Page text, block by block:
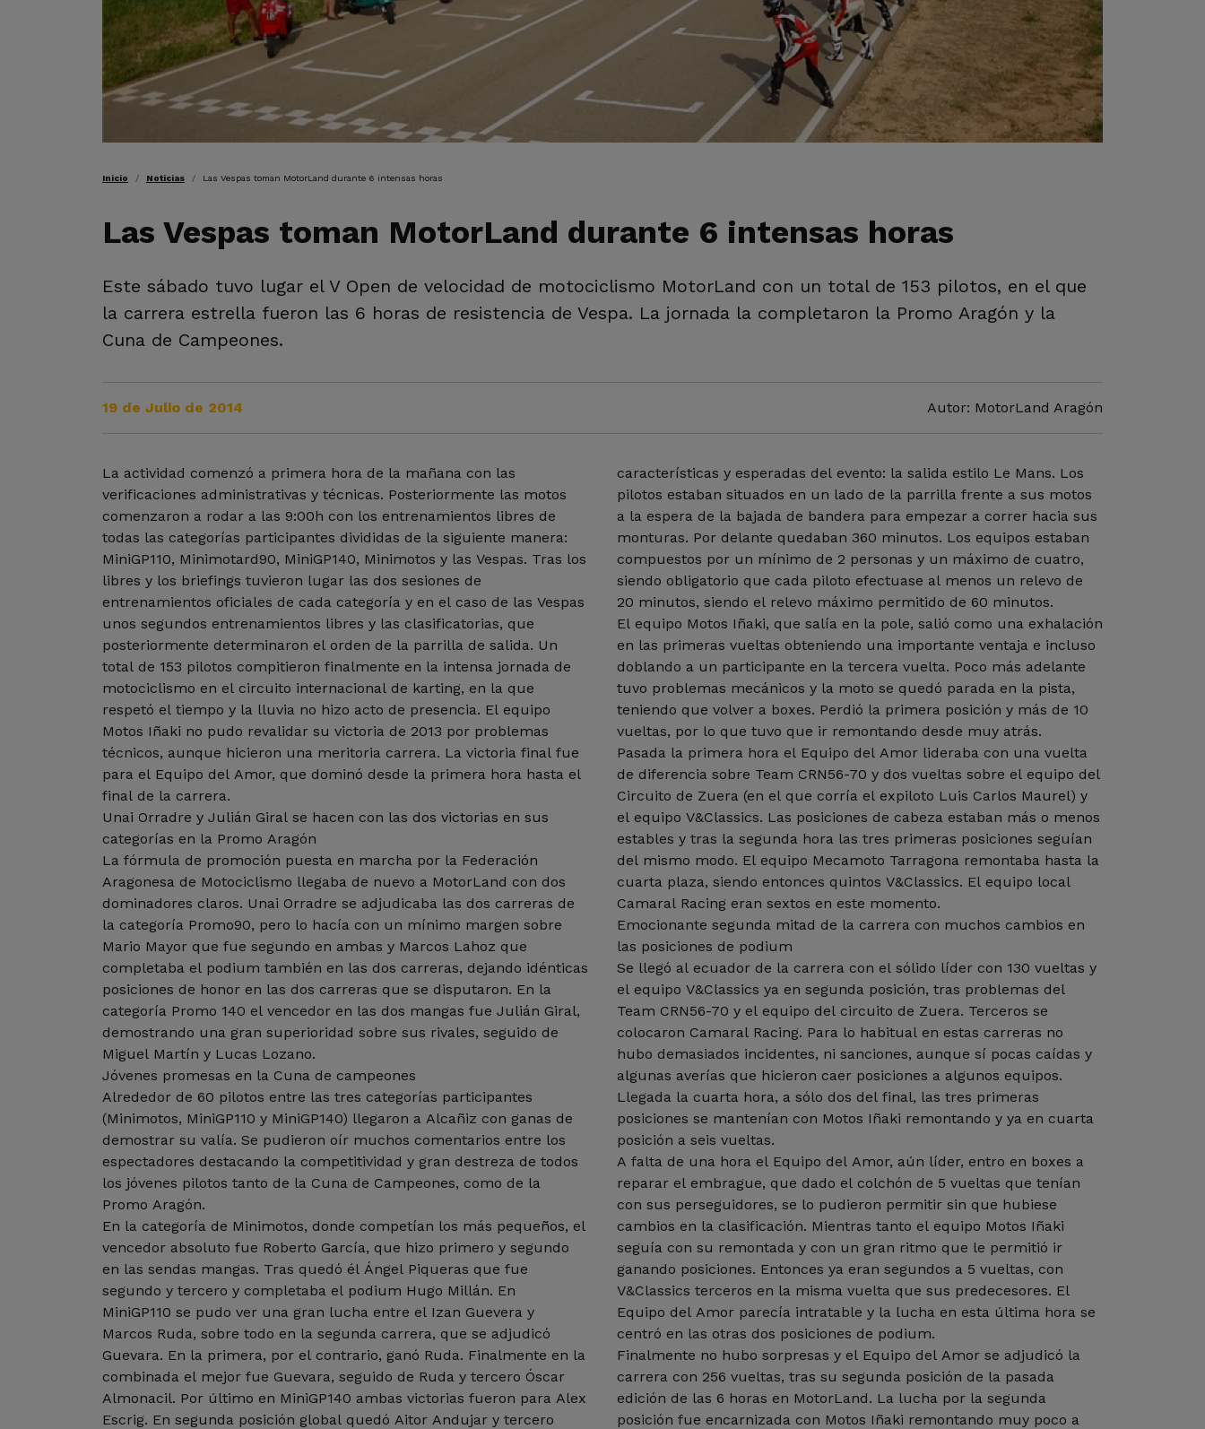
RUTA DE NAVEGACIÓN
Inicio Noticias Las Vespas toman MotorLand durante 6 intensas horas
Las Vespas toman MotorLand durante 6 intensas horas
Este sábado tuvo lugar el V Open de velocidad de motociclismo MotorLand con un total de 153 pilotos, en el que
la carrera estrella fueron las 6 horas de resistencia de Vespa. La jornada la completaron la Promo Aragón y la
Cuna de Campeones.
19 de Julio de 2014 Autor: MotorLand Aragón
La actividad comenzó a primera hora de la mañana con las
verificaciones administrativas y técnicas. Posteriormente las motos
comenzaron a rodar a las 9:00h con los entrenamientos libres de
todas las categorías participantes divididas de la siguiente manera:
MiniGP110, Minimotard90, MiniGP140, Minimotos y las Vespas. Tras los
libres y los briefings tuvieron lugar las dos sesiones de
entrenamientos oficiales de cada categoría y en el caso de las Vespas
unos segundos entrenamientos libres y las clasificatorias, que
posteriormente determinaron el orden de la parrilla de salida. Un
total de 153 pilotos compitieron finalmente en la intensa jornada de
motociclismo en el circuito internacional de karting, en la que
respetó el tiempo y la lluvia no hizo acto de presencia. El equipo
Motos Iñaki no pudo revalidar su victoria de 2013 por problemas
técnicos, aunque hicieron una meritoria carrera. La victoria final fue
para el Equipo del Amor, que dominó desde la primera hora hasta el
final de la carrera.
Unai Orradre y Julián Giral se hacen con las dos victorias en sus
categorías en la Promo Aragón
La fórmula de promoción puesta en marcha por la Federación
Aragonesa de Motociclismo llegaba de nuevo a MotorLand con dos
dominadores claros. Unai Orradre se adjudicaba las dos carreras de
la categoría Promo90, pero lo hacía con un mínimo margen sobre
Mario Mayor que fue segundo en ambas y Marcos Lahoz que
completaba el podium también en las dos carreras, dejando idénticas
posiciones de honor en las dos carreras que se disputaron. En la
categoría Promo 140 el vencedor en las dos mangas fue Julián Giral,
demostrando una gran superioridad sobre sus rivales, seguido de
Miguel Martín y Lucas Lozano.
Jóvenes promesas en la Cuna de campeones
Alrededor de 60 pilotos entre las tres categorías participantes
(Minimotos, MiniGP110 y MiniGP140) llegaron a Alcañiz con ganas de
demostrar su valía. Se pudieron oír muchos comentarios entre los
espectadores destacando la competitividad y gran destreza de todos
los jóvenes pilotos tanto de la Cuna de Campeones, como de la
Promo Aragón.
En la categoría de Minimotos, donde competían los más pequeños, el
vencedor absoluto fue Roberto García, que hizo primero y segundo
en las sendas mangas. Tras quedó él Ángel Piqueras que fue
segundo y tercero y completaba el podium Hugo Millán. En
MiniGP110 se pudo ver una gran lucha entre el Izan Guevera y
Marcos Ruda, sobre todo en la segunda carrera, que se adjudicó
Guevara. En la primera, por el contrario, ganó Ruda. Finalmente en la
combinada el mejor fue Guevara, seguido de Ruda y tercero Óscar
Almonacil. Por último en MiniGP140 ambas victorias fueron para Alex
Escrig. En segunda posición global quedó Aitor Andujar y tercero
características y esperadas del evento: la salida estilo Le Mans. Los
pilotos estaban situados en un lado de la parrilla frente a sus motos
a la espera de la bajada de bandera para empezar a correr hacia sus
monturas. Por delante quedaban 360 minutos. Los equipos estaban
compuestos por un mínimo de 2 personas y un máximo de cuatro,
siendo obligatorio que cada piloto efectuase al menos un relevo de
20 minutos, siendo el relevo máximo permitido de 60 minutos.
El equipo Motos Iñaki, que salía en la pole, salió como una exhalación
en las primeras vueltas obteniendo una importante ventaja e incluso
doblando a un participante en la tercera vuelta. Poco más adelante
tuvo problemas mecánicos y la moto se quedó parada en la pista,
teniendo que volver a boxes. Perdió la primera posición y más de 10
vueltas, por lo que tuvo que ir remontando desde muy atrás.
Pasada la primera hora el Equipo del Amor lideraba con una vuelta
de diferencia sobre Team CRN56-70 y dos vueltas sobre el equipo del
Circuito de Zuera (en el que corría el expiloto Luis Carlos Maurel) y
el equipo V&Classics. Las posiciones de cabeza estaban más o menos
estables y tras la segunda hora las tres primeras posiciones seguían
del mismo modo. El equipo Mecamoto Tarragona remontaba hasta la
cuarta plaza, siendo entonces quintos V&Classics. El equipo local
Camaral Racing eran sextos en este momento.
Emocionante segunda mitad de la carrera con muchos cambios en
las posiciones de podium
Se llegó al ecuador de la carrera con el sólido líder con 130 vueltas y
el equipo V&Classics ya en segunda posición, tras problemas del
Team CRN56-70 y el equipo del circuito de Zuera. Terceros se
colocaron Camaral Racing. Para lo habitual en estas carreras no
hubo demasiados incidentes, ni sanciones, aunque sí pocas caídas y
algunas averías que hicieron caer posiciones a algunos equipos.
Llegada la cuarta hora, a sólo dos del final, las tres primeras
posiciones se mantenían con Motos Iñaki remontando y ya en cuarta
posición a seis vueltas.
A falta de una hora el Equipo del Amor, aún líder, entro en boxes a
reparar el embrague, que dado el colchón de 5 vueltas que tenían
con sus perseguidores, se lo pudieron permitir sin que hubiese
cambios en la clasificación. Mientras tanto el equipo Motos Iñaki
seguía con su remontada y con un gran ritmo que le permitió ir
ganando posiciones. Entonces ya eran segundos a 5 vueltas, con
V&Classics terceros en la misma vuelta que sus predecesores. El
Equipo del Amor parecía intratable y la lucha en esta última hora se
centró en las otras dos posiciones de podium.
Finalmente no hubo sorpresas y el Equipo del Amor se adjudicó la
carrera con 256 vueltas, tras su segunda posición de la pasada
edición de las 6 horas en MotorLand. La lucha por la segunda
posición fue encarnizada con Motos Iñaki remontando muy poco a